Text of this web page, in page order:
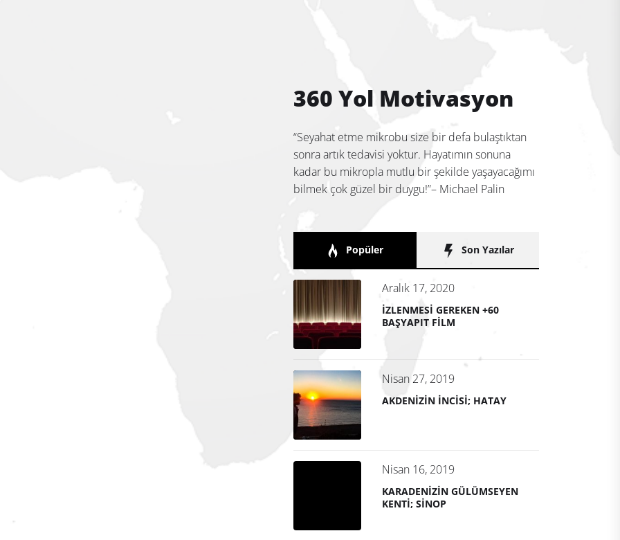
360 Yol Motivasyon
“Seyahat etme mikrobu size bir defa bulaştıktan
sonra artık tedavisi yoktur. Hayatımın sonuna
kadar bu mikropla mutlu bir şekilde yaşayacağımı
bilmek çok güzel bir duygu!”– Michael Palin
Popüler Son Yazılar
Aralık 17, 2020
İZLENMESİ GEREKEN +60
BAŞYAPIT FİLM
Nisan 27, 2019
AKDENİZİN İNCİSİ; HATAY
Nisan 16, 2019
KARADENİZİN GÜLÜMSEYEN
KENTİ; SİNOP